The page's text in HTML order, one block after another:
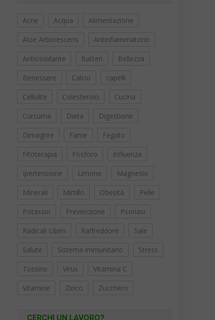
Acne Acqua Alimentazione
Aloe Arborescens Antinfiammatorio
Antiossidante Batteri Bellezza
Benessere Calcio capelli
Cellulite Colesterolo Cucina
Curcuma Dieta Digestione
Dimagrire Fame Fegato
Fitoterapia Fosforo Influenza
Ipertensione Limone Magnesio
Minerali Mirtillo Obesità Pelle
Potassio Prevenzione Psoriasi
Radicali Liberi Raffreddore Sale
Salute Sistema immunitario Stress
Tossine Virus Vitamina C
Vitamine Zinco Zucchero
CERCHI UN LAVORO?